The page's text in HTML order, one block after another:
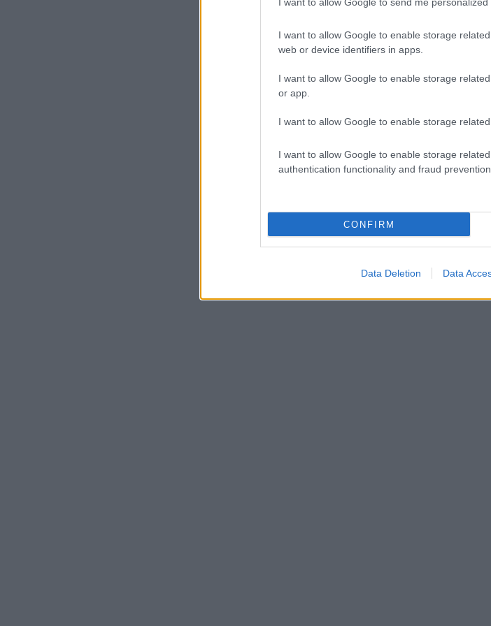
I want to allow Google to enable storage
web or device identifiers in apps.
I want to allow Google to enable storage
or app.
I want to allow Google to enable storage
I want to allow Google to enable storage
authentication functionality and fraud
CONFIRM
Data Deletion Data